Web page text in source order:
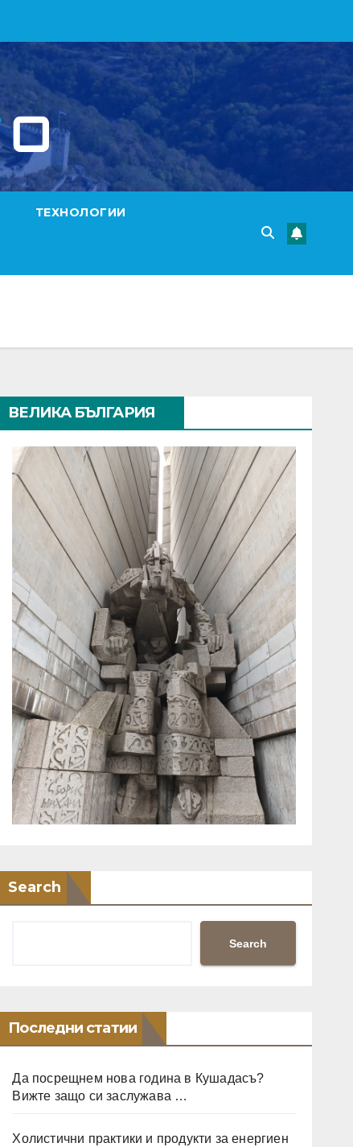
ТЕХНОЛОГИИ
ВЕЛИКА БЪЛГАРИЯ
Search
Search
Последни статии
Да посрещнем нова година в Кушадасъ?
Вижте защо си заслужава …
Холистични практики и продукти за енергиен